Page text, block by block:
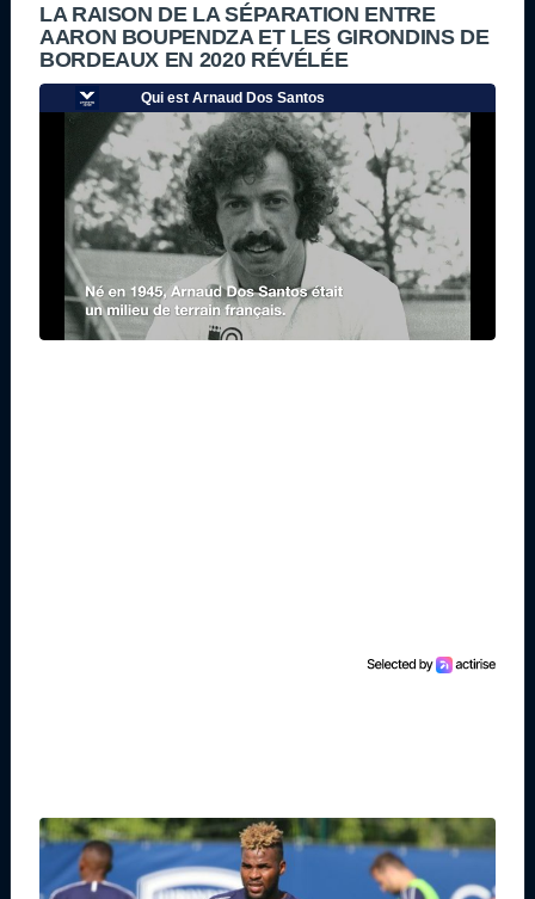
LA RAISON DE LA SÉPARATION ENTRE
AARON BOUPENDZA ET LES GIRONDINS DE
BORDEAUX EN 2020 RÉVÉLÉE